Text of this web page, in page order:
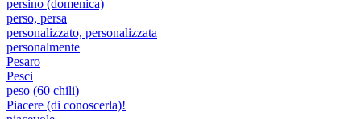
persino (domenica)
perso, persa
personalizzato, personalizzata
personalmente
Pesaro
Pesci
peso (60 chili)
Piacere (di conoscerla)!